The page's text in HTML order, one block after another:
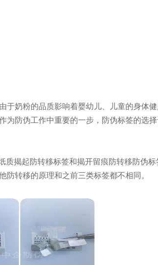
于奶粉的品质影响着婴幼儿、儿童的身体
为防伪工作中重要的一步，防伪标签的选
质揭起防转移标签和揭开留痕防转移防伪标
防转移的原理和之前三类标签都不相同。